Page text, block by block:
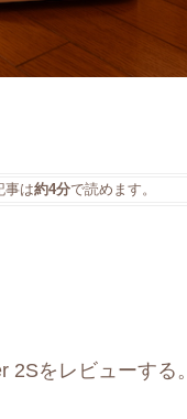
事は約4分で読めます。
をレビューする。